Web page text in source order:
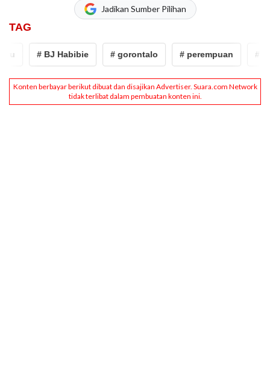
Jadikan Sumber Pilihan
TAG
# BJ Habibie # gorontalo # perempuan #